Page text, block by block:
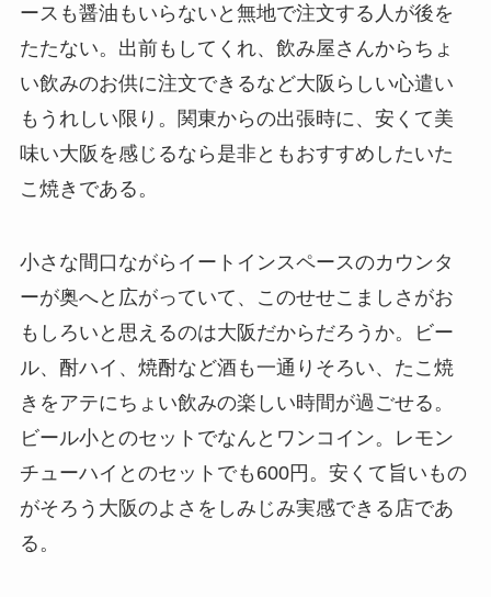
ースも醤油もいらないと無地で注文する人が後を
たたない。出前もしてくれ、飲み屋さんからちょ
い飲みのお供に注文できるなど大阪らしい心遣い
もうれしい限り。関東からの出張時に、安くて美
味い大阪を感じるなら是非ともおすすめしたいた
こ焼きである。
小さな間口ながらイートインスペースのカウンタ
ーが奥へと広がっていて、このせせこましさがお
もしろいと思えるのは大阪だからだろうか。ビー
ル、酎ハイ、焼酎など酒も一通りそろい、たこ焼
きをアテにちょい飲みの楽しい時間が過ごせる。
ビール小とのセットでなんとワンコイン。レモン
チューハイとのセットでも600円。安くて旨いもの
がそろう大阪のよさをしみじみ実感できる店であ
る。